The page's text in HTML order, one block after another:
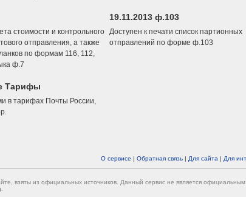
стоимости и контрольного
отправления, а также
по формам 116, 112,
ф.7
19.11.2013 ф.103
Доступен к печати список партионных
отправлений по форме ф.103
Тарифы
в тарифах Почты России,
О сервисе | Обратная связь | Для сайта | Для
взяты из официальных источников. Данный сервис не является официальным